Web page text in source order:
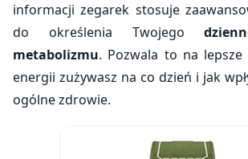
informacji zegarek stosuje
do określenia Twojego
metabolizmu. Pozwala to na
energii zużywasz na co dzień i jak
ogólne zdrowie.